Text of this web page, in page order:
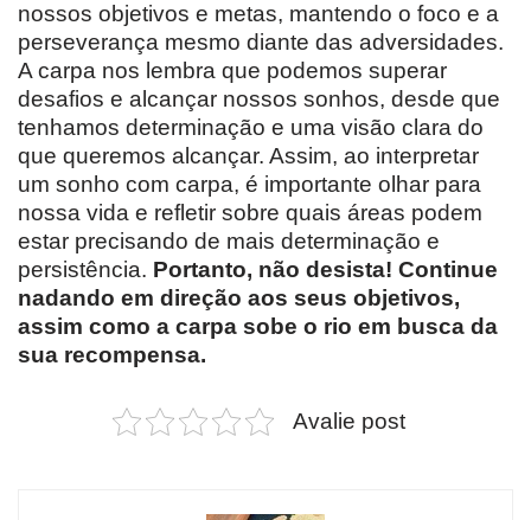
nossos objetivos e metas, mantendo o foco e a
perseverança mesmo diante das adversidades.
A carpa nos lembra que podemos superar
desafios e alcançar nossos sonhos, desde que
tenhamos determinação e uma visão clara do
que queremos alcançar. Assim, ao interpretar
um sonho com carpa, é importante olhar para
nossa vida e refletir sobre quais áreas podem
estar precisando de mais determinação e
persistência. Portanto, não desista! Continue
nadando em direção aos seus objetivos,
assim como a carpa sobe o rio em busca da
sua recompensa.
Avalie post